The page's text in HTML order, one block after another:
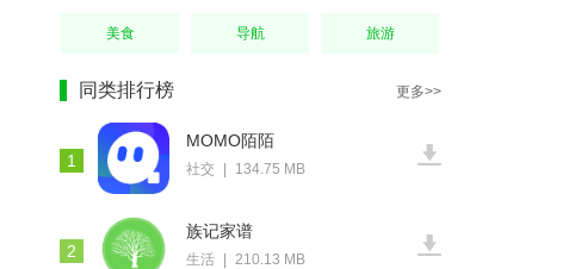
美食 导航 旅游
同类排行榜 更多>>
1
MOMO陌陌
社交 134.75 MB
2
族记家谱
生活 210.13 MB